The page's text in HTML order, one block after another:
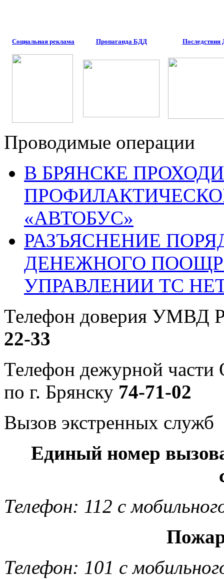
Социальная реклама Пропаганда БДД
Проводимые операции
В БРЯНСКЕ
«АВТОБУС»
РАЗЪЯСНЕНИЕ
ДЕНЕЖНОГО
УПРАВЛЕНИИ ТС
Телефон доверия УМВД
22-33
Телефон дежурной
по г. Брянску 74-71-02
Вызов экстренных служб
Единый номер
Телефон: 112 с
Телефон: 101 с